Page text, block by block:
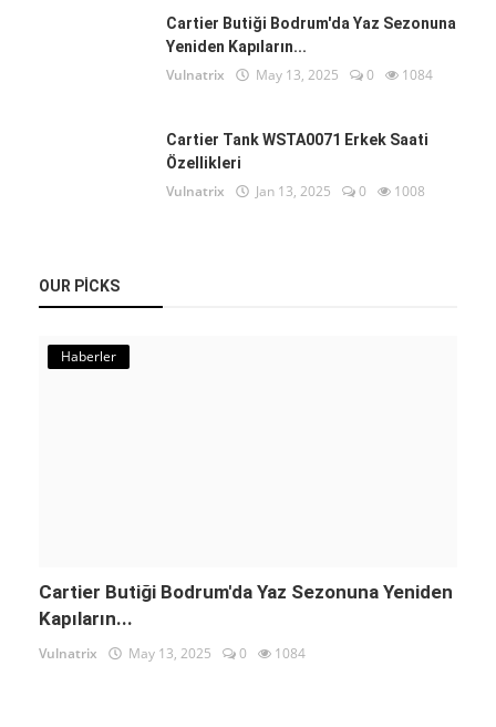
Cartier Butiği Bodrum'da Yaz Sezonuna
Yeniden Kapıların...
Vulnatrix May 13, 2025 0 1084
Cartier Tank WSTA0071 Erkek Saati
Özellikleri
Vulnatrix Jan 13, 2025 0 1008
OUR PICKS
Haberler
Cartier Butiği Bodrum'da Yaz Sezonuna Yeniden
Kapıların...
Vulnatrix May 13, 2025 0 1084